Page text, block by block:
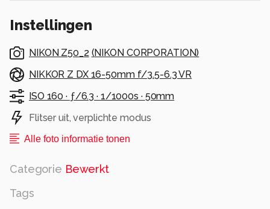
Instellingen
NIKON Z50_2 (NIKON CORPORATION)
NIKKOR Z DX 16-50mm f/3.5-6.3 VR
ISO 160 · ƒ/6.3 · 1/1000s · 50mm
Flitser uit, verplichte modus
Alle foto informatie tonen
Categorie Bewerkt
Tags